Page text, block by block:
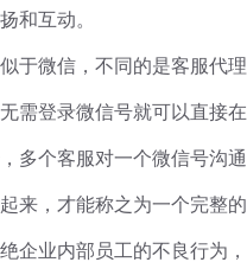
和互动。
于微信，不同的是客服代
需登录微信号就可以直接
多个客服对一个微信号沟
来，才能称之为一个完整
企业内部员工的不良行为